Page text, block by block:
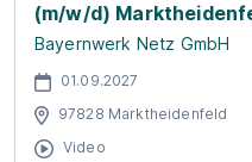
(m/w/d)
Bayernwerk Netz GmbH
01.09.2027
97828 Marktheidenfeld
Video